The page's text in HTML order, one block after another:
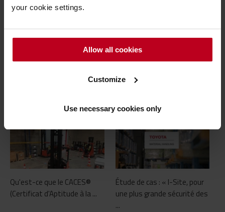
your cookie settings.
Allow all cookies
Customize
Use necessary cookies only
Qu'est-ce que le CACES®
(Certificat d'Aptitude à la ...
Étude de cas : « I-Site, pour
une plus grande sécurité des
...